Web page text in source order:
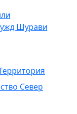
Шурави
Север